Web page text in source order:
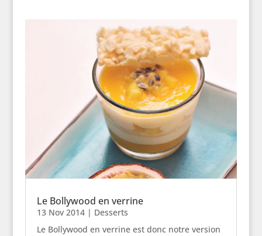
Le Bollywood en verrine
13 Nov 2014| Desserts
Le Bollywood en verrine est donc notre version